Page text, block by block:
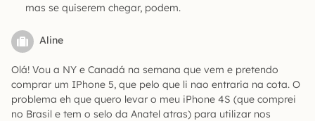
mas se quiserem chegar, podem.
Aline
Olá! Vou a NY e Canadá na semana que vem e pretendo
comprar um IPhone 5, que pelo que li nao entraria na cota. O
problema eh que quero levar o meu iPhone 4S (que comprei
no Brasil e tem o selo da Anatel atras) para utilizar nos